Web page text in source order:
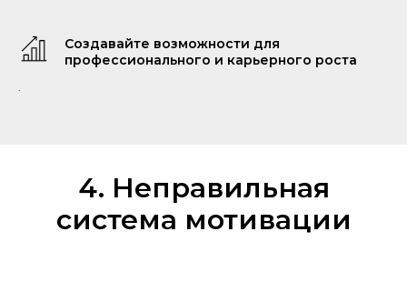
Создавайте возможности для
профессионального и карьерного роста
.
4. Неправильная
система мотивации